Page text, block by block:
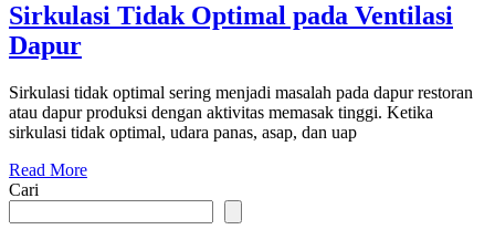
Sirkulasi Tidak Optimal pada Ventilasi
Dapur
Sirkulasi tidak optimal sering menjadi masalah pada dapur restoran
atau dapur produksi dengan aktivitas memasak tinggi. Ketika
sirkulasi tidak optimal, udara panas, asap, dan uap
Read More
Cari